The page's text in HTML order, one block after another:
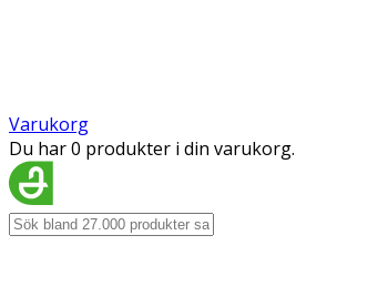
Varukorg
Du har 0 produkter i din varukorg.